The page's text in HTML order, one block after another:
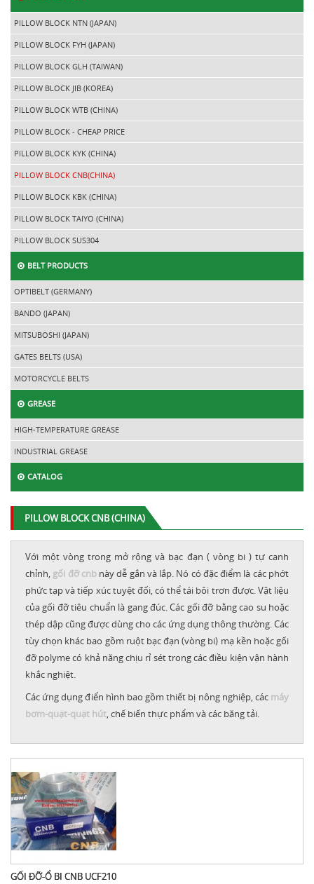
PILLOW BLOCK NTN (JAPAN)
PILLOW BLOCK FYH (JAPAN)
PILLOW BLOCK GLH (TAIWAN)
PILLOW BLOCK JIB (KOREA)
PILLOW BLOCK WTB (CHINA)
PILLOW BLOCK - CHEAP PRICE
PILLOW BLOCK KYK (CHINA)
PILLOW BLOCK CNB(CHINA)
PILLOW BLOCK KBK (CHINA)
PILLOW BLOCK TAIYO (CHINA)
PILLOW BLOCK SUS304
BELT PRODUCTS
OPTIBELT (GERMANY)
BANDO (JAPAN)
MITSUBOSHI (JAPAN)
GATES BELTS (USA)
MOTORCYCLE BELTS
GREASE
HIGH-TEMPERATURE GREASE
INDUSTRIAL GREASE
CATALOG
PILLOW BLOCK CNB (CHINA)
Với một vòng trong mở rộng và bạc đạn ( vòng bi ) tự canh
chỉnh, gối đỡ cnbnày dễ gắn và lắp. Nó có đặc điểm là các phớt
phức tạp và tiếp xúc tuyệt đối, có thể tái bôi trơn được. Vật liệu
của gối đỡ tiêu chuẩn là gang đúc. Các gối đỡ bằng cao su hoặc
thép dập cũng được dùng cho các ứng dụng thông thường. Các
tùy chọn khác bao gồm ruột bạc đạn (vòng bi) mạ kền hoặc gối
đỡ polyme có khả năng chịu rỉ sét trong các điều kiện vận hành
khắc nghiệt.
Các ứng dụng điển hình bao gồm thiết bị nông nghiệp, các máy
bơm-quạt-quạt hút, chế biến thực phẩm và các băng tải.
GỐI ĐỠ-Ổ BI CNB UCF210